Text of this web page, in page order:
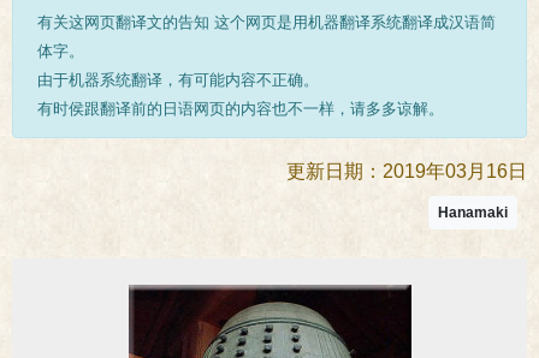
有关这网页翻译文的告知 这个网页是用机器翻译系统翻译成汉语简
体字。
由于机器系统翻译，有可能内容不正确。
有时侯跟翻译前的日语网页的内容也不一样，请多多谅解。
更新日期：2019年03月16日
Hanamaki